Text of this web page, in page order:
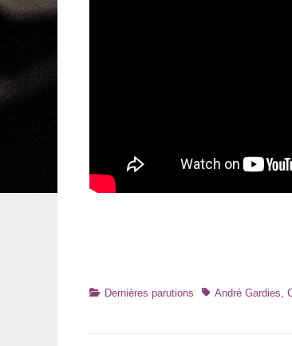
Catégories
Dernières parutions TagsAndré Gardies